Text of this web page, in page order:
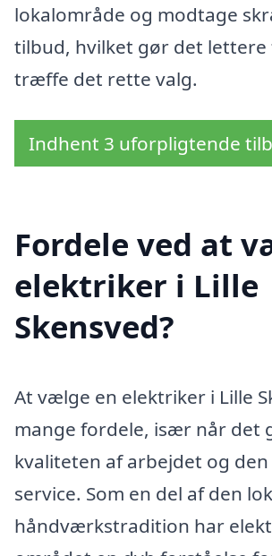
lokalområde og modtage
tilbud, hvilket gør det lettere
træffe det rette valg.
Indhent 3 uforpligtende
Fordele ved at
elektriker i Lille
Skensved?
At vælge en elektriker i Lille
mange fordele, især når det
kvaliteten af arbejdet og den
service. Som en del af den
håndværkstradition har